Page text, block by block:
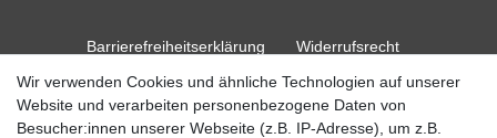
Barrierefreiheitserklärung Widerrufs­recht
Vertrag widerrufen Kontakt
Wir verwenden Cookies und ähnliche Technologien auf unserer
Website und verarbeiten personenbezogene Daten von
Besucher:innen unserer Webseite (z.B. IP-Adresse), um z.B.